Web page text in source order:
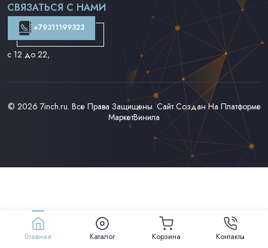
Доставка и Оплата
Контакты
СВЯЗАТЬСЯ С НАМИ
+79311199323
с 12 до 22,
© 2026 7inch.ru. Все Права Защищены. Сайт Создан На Платформе
МаркетВинила
Главная Каталог Корзина Контакты